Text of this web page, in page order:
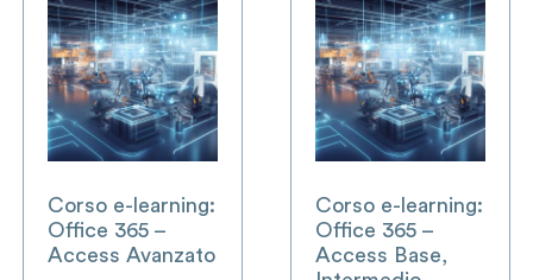
Corso e-learning:
Office 365 –
Access Avanzato
Corso e-learning:
Office 365 –
Access Base,